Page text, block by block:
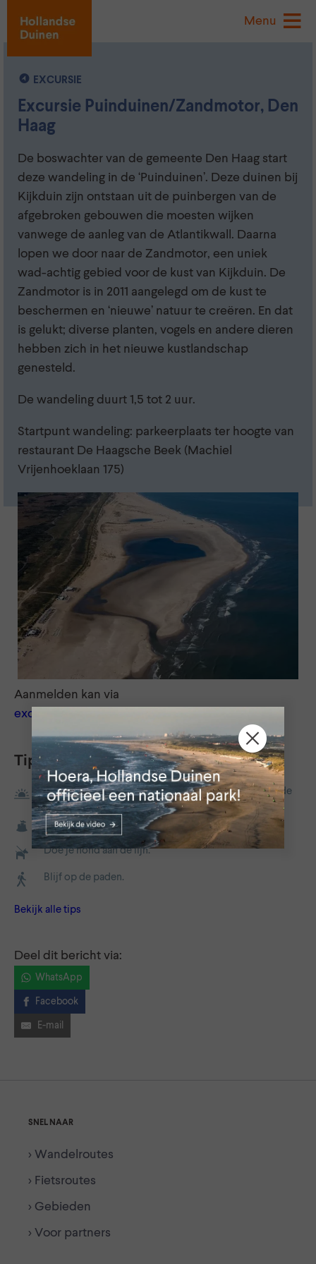
Menu
EXCURSIE
Excursie Puinduinen/Zandmotor, Den
Haag
De boswachter van de gemeente Den Haag start
deze wandeling in de ‘Puinduinen’. Deze duinen bij
Kijkduin zijn ontstaan uit de puinbergen van de
afgebroken gebouwen die moesten wijken
vanwege de aanleg van de Atlantikwall. Daarna
lopen we door naar de Zandmotor, een uniek
wad-achtig gebied voor de kust van Kijkduin. De
Zandmotor is in 2011 aangelegd om de kust te
beschermen en ‘nieuwe’ natuur te creëren. En dat
is gelukt; diverse planten, vogels en andere dieren
hebben zich in het nieuwe kustlandschap
genesteld.
De wandeling duurt 1,5 tot 2 uur.
Startpunt wandeling: parkeerplaats ter hoogte van
restaurant De Haagsche Beek (Machiel
Vrijenhoeklaan 175)
Aanmelden kan via
excursies.boswachter@denhaag.nl
Tips
Zoek de randen van de dag op, ga een keer vroeg in de
ochtend of tijdens het vallen van de avond eropuit.
Neem je afval mee naar huis.
Doe je hond aan de lijn.
Blijf op de paden.
Bekijk alle tips
Deel dit bericht via:
WhatsApp
Facebook
E-mail
SNEL NAAR
> Wandelroutes
> Fietsroutes
> Gebieden
> Voor partners